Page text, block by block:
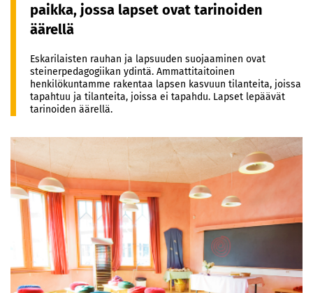
paikka, jossa lapset ovat tarinoiden
äärellä
Eskarilaisten rauhan ja lapsuuden suojaaminen ovat
steinerpedagogiikan ydintä. Ammattitaitoinen
henkilökuntamme rakentaa lapsen kasvuun tilanteita, joissa
tapahtuu ja tilanteita, joissa ei tapahdu. Lapset lepäävät
tarinoiden äärellä.